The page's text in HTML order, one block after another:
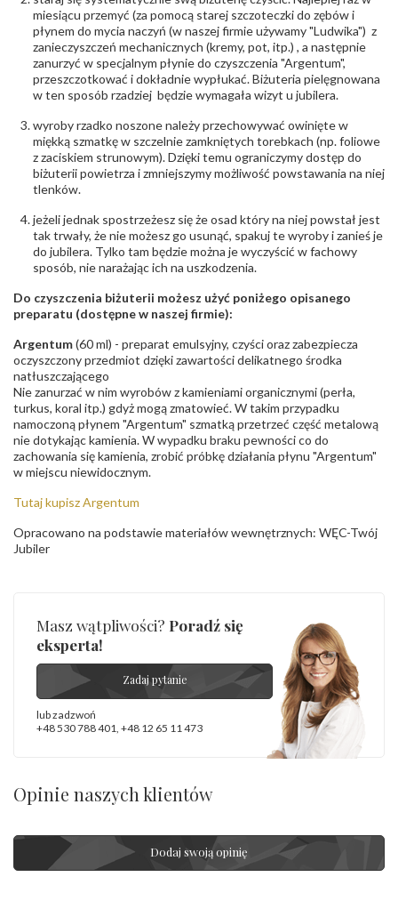
miesiącu przemyć (za pomocą starej szczoteczki do zębów i
płynem do mycia naczyń (w naszej firmie używamy "Ludwika") z
zanieczyszczeń mechanicznych (kremy, pot, itp.) , a następnie
zanurzyć w specjalnym płynie do czyszczenia "Argentum",
przeszczotkować i dokładnie wypłukać. Biżuteria pielęgnowana
w ten sposób rzadziej będzie wymagała wizyt u jubilera.
wyroby rzadko noszone należy przechowywać owinięte w
miękką szmatkę w szczelnie zamkniętych torebkach (np. foliowe
z zaciskiem strunowym). Dzięki temu ograniczymy dostęp do
biżuterii powietrza i zmniejszymy możliwość powstawania na niej
tlenków.
jeżeli jednak spostrzeżesz się że osad który na niej powstał jest
tak trwały, że nie możesz go usunąć, spakuj te wyroby i zanieś je
do jubilera. Tylko tam będzie można je wyczyścić w fachowy
sposób, nie narażając ich na uszkodzenia.
Do czyszczenia biżuterii możesz użyć poniżego opisanego
preparatu (dostępne w naszej firmie):
Argentum(60 ml) - preparat emulsyjny, czyści oraz zabezpiecza
oczyszczony przedmiot dzięki zawartości delikatnego środka
natłuszczającego
Nie zanurzać w nim wyrobów z kamieniami organicznymi (perła,
turkus, koral itp.) gdyż mogą zmatowieć. W takim przypadku
namoczoną płynem "Argentum" szmatką przetrzeć część metalową
nie dotykając kamienia. W wypadku braku pewności co do
zachowania się kamienia, zrobić próbkę działania płynu "Argentum"
w miejscu niewidocznym.
Tutaj kupisz Argentum
Opracowano na podstawie materiałów wewnętrznych: WĘC-Twój
Jubiler
Masz wątpliwości? Poradź się
eksperta!
Zadaj pytanie
lub zadzwoń
+48 530 788 401 +48 12 65 11 473
Opinie naszych klientów
Dodaj swoją opinię